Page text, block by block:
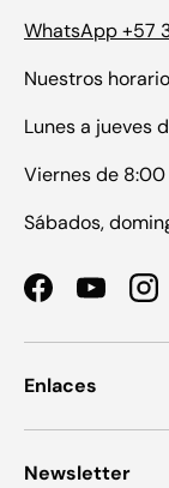
WhatsApp +57
Nuestros
Lunes a jueves
Viernes de
Sábados,
FacebookYouTube
Enlaces
Newsletter